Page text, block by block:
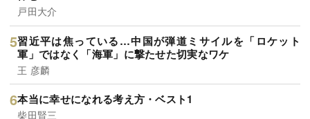
戸田大介
習近平は焦っている…中国が弾道ミサイルを「ロケット
軍」ではなく「海軍」に撃たせた切実なワケ
王 彦麟
本当に幸せになれる考え方・ベスト1
柴田賢三